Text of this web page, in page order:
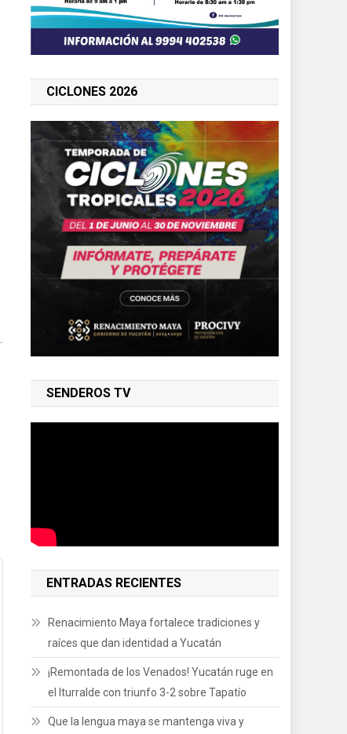
CICLONES 2026
SENDEROS TV
ENTRADAS RECIENTES
Renacimiento Maya fortalece tradiciones y
raíces que dan identidad a Yucatán
¡Remontada de los Venados! Yucatán ruge en
el Iturralde con triunfo 3-2 sobre Tapatío
Que la lengua maya se mantenga viva y